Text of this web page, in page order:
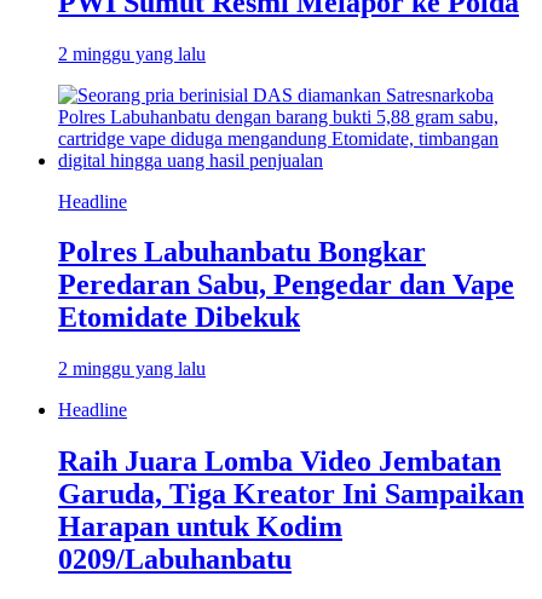
2 minggu yang lalu
Headline
Polres Labuhanbatu Bongkar
Peredaran Sabu, Pengedar dan Vape
Etomidate Dibekuk
2 minggu yang lalu
Headline
Raih Juara Lomba Video Jembatan
Garuda, Tiga Kreator Ini Sampaikan
Harapan untuk Kodim
0209/Labuhanbatu